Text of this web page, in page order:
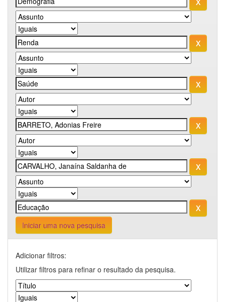
Iniciar uma nova pesquisa
Adicionar filtros:
Utilizar filtros para refinar o resultado da pesquisa.